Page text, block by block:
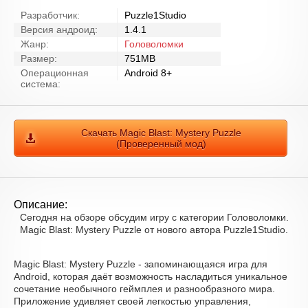
Разработчик:
Puzzle1Studio
Версия андроид:
1.4.1
Жанр:
Головоломки
Размер:
751MB
Операционная
система:
Android 8+
Скачать Magic Blast: Mystery Puzzle
(Проверенный мод)
Описание:
Сегодня на обзоре обсудим игру с категории Головоломки.
Magic Blast: Mystery Puzzle от нового автора Puzzle1Studio.
Magic Blast: Mystery Puzzle - запоминающаяся игра для
Android, которая даёт возможность насладиться уникальное
сочетание необычного геймплея и разнообразного мира.
Приложение удивляет своей легкостью управления,